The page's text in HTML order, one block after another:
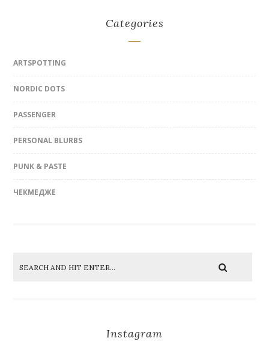
Categories
ARTSPOTTING
NORDIC DOTS
PASSENGER
PERSONAL BLURBS
PUNK & PASTE
ЧЕКМЕДЖЕ
Instagram